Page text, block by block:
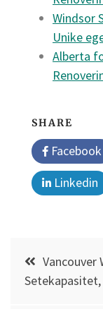
Windsor
Unike
Alberta
SHARE
Facebook
Linkedin
Post Vancouver